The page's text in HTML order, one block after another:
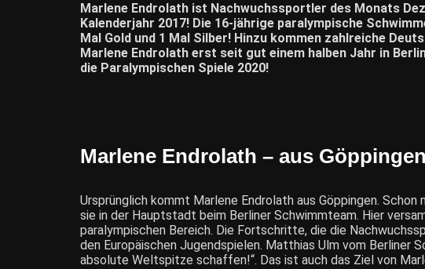
Marlene Endrolath ist Nachwuchssportler des Monats
Kalenderjahr 2017! Die 16-jährige paralympische
Mal Gold und 1 Mal Silber! Hinzu kommen zahlreiche
Marlene Endrolath erst seit gut einem halben Jahr in
die Paralympischen Spiele 2020!
Marlene Endrolath – aus
Ursprünglich kommt Marlene Endrolath aus Göppingen.
sie in der Hauptstadt beim Berliner Schwimmteam. Hier
paralympischen Bereich. Die Fortschritte, die die
den Europäischen Jugendspielen. Matthias Ulm vom Berliner
absolute Weltspitze schaffen!“. Das ist auch das Ziel von